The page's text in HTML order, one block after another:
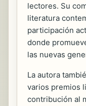
lectores. Su
literatura
participación
donde
las nuevas
La autora
varios premios
contribución al